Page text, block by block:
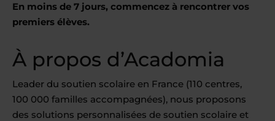
En moins de 7 jours, commencez à rencontrer vos
premiers élèves.
À propos d’Acadomia
Leader du soutien scolaire en France (110 centres,
100 000 familles accompagnées), nous proposons
des solutions personnalisées de soutien scolaire et